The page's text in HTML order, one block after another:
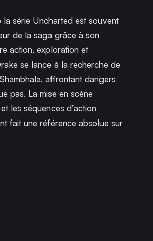
la série Uncharted est souvent
de la saga grâce à son
action, exploration et
se lance à la recherche de
affrontant dangers
pas. La mise en scène
les séquences d’action
fait une référence absolue sur